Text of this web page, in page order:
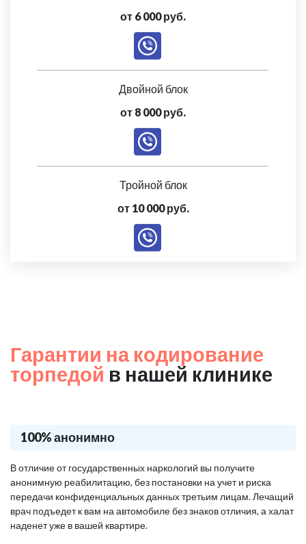
от 6 000 руб.
Двойной блок
от 8 000 руб.
Тройной блок
от 10 000 руб.
Гарантии на кодирование
торпедой в нашей клинике
100% анонимно
В отличие от государственных наркологий вы получите
анонимную реабилитацию, без постановки на учет и риска
передачи конфиденциальных данных третьим лицам. Лечащий
врач подъедет к вам на автомобиле без знаков отличия, а халат
наденет уже в вашей квартире.